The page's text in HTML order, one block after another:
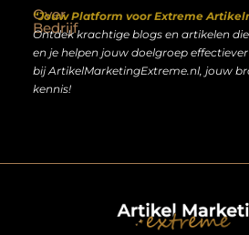
Over
Bedrijf
“Jouw Platform voor Extreme
Ontdek krachtige blogs en artikelen
en je helpen jouw doelgroep
bij ArtikelMarketingExtreme.nl, jouw
kennis!